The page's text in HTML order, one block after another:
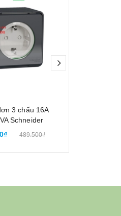
3 chấu 16A
Schneider
chống thấm
489.500₫